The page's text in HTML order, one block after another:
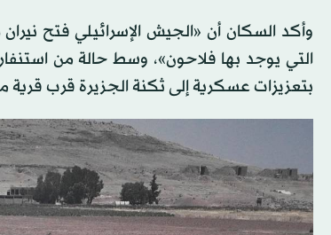
وأكد السكان أن «الجيش الإسرائيلي فتح
التي يوجد بها فلاحون»، وسط حالة من
بتعزيزات عسكرية إلى ثكنة الجزيرة قرب قرية